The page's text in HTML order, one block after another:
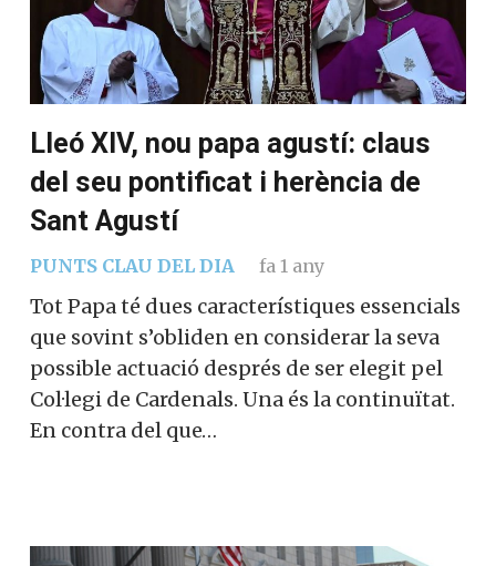
Lleó XIV, nou papa agustí: claus
del seu pontificat i herència de
Sant Agustí
PUNTS CLAU DEL DIA fa 1 any
Tot Papa té dues característiques essencials
que sovint s’obliden en considerar la seva
possible actuació després de ser elegit pel
Col·legi de Cardenals. Una és la continuïtat.
En contra del que…